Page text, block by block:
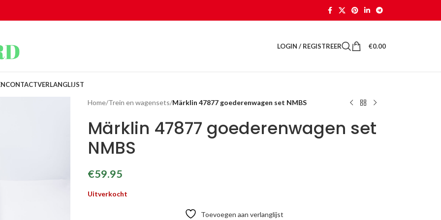
LOGIN / REGISTREER €0.00
CONTACTVERLANGLIJST
Home/Trein en wagensets/Märklin 47877 goederenwagen set NMBS
Märklin 47877 goederenwagen set
NMBS
€59.95
Uitverkocht
Toevoegen aan verlanglijst